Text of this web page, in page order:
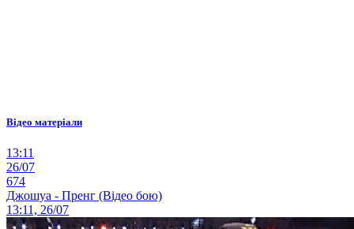
Відео матеріали
13:11
26/07
674
Джошуа - Пренг (Відео бою)
13:11, 26/07